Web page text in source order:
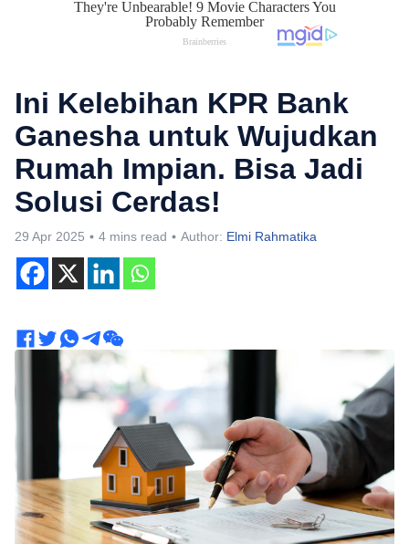
Ini Kelebihan KPR Bank
Ganesha untuk Wujudkan
Rumah Impian. Bisa Jadi
Solusi Cerdas!
29 Apr 2025 4 mins read Author: Elmi Rahmatika